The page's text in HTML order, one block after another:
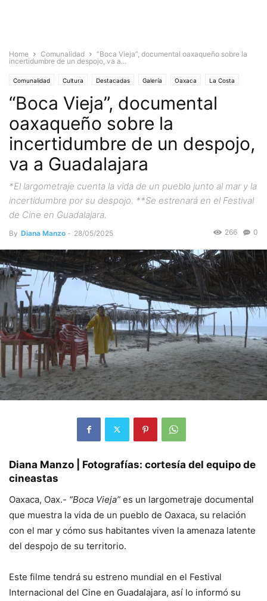
Home Comunalidad
“Boca Vieja”, documental oaxaqueño sobre la
incertidumbre de un despojo, va a...
Comunalidad Cultura Destacadas Galería Oaxaca La Costa
“Boca Vieja”, documental
oaxaqueño sobre la
incertidumbre de un despojo,
va a Guadalajara
*El largometraje cuenta la vida de un pueblo junto al mar y la
incertidumbre por su despojo. **Se estrenará en el Festival
de Cine en Guadalajara.
By Diana Manzo - 28/05/2025 0
266
Diana Manzo | Fotografías: cortesía del equipo de
cineastas
Oaxaca, Oax.- “Boca Vieja” es un largometraje documental
que muestra la vida de un pueblo de Oaxaca, su relación
con el mar y cómo sus habitantes viven la amenaza latente
del despojo de su territorio.
Este filme tendrá su estreno mundial en el Festival
Internacional del Cine en Guadalajara, así lo informó su